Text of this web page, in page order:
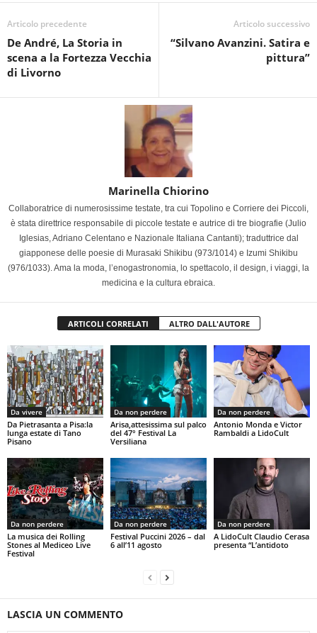
Articolo precedente
De André, La Storia in
scena a la Fortezza Vecchia
di Livorno
Articolo successivo
“Silvano Avanzini. Satira e
pittura”
Marinella Chiorino
Collaboratrice di numerosissime testate, tra cui Topolino e Corriere dei Piccoli,
è stata direttrice responsabile di piccole testate e autrice di tre biografie (Julio
Iglesias, Adriano Celentano e Nazionale Italiana Cantanti); traduttrice dal
giapponese delle poesie di Murasaki Shikibu (973/1014) e Izumi Shikibu
(976/1033). Ama la moda, l’enogastronomia, lo spettacolo, il design, i viaggi, la
medicina e la cultura ebraica.
ARTICOLI CORRELATI ALTRO DALL'AUTORE
Da vivere
Da Pietrasanta a Pisa:la
lunga estate di Tano
Pisano
Da non perdere
Arisa,attesissima sul palco
del 47° Festival La
Versiliana
Da non perdere
Antonio Monda e Victor
Rambaldi a LidoCult
Da non perdere
La musica dei Rolling
Stones al Mediceo Live
Festival
Da non perdere
Festival Puccini 2026 – dal
6 all’11 agosto
Da non perdere
A LidoCult Claudio Cerasa
presenta “L’antidoto
LASCIA UN COMMENTO